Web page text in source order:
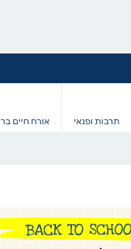
תרבות ופנאי אורח חיים